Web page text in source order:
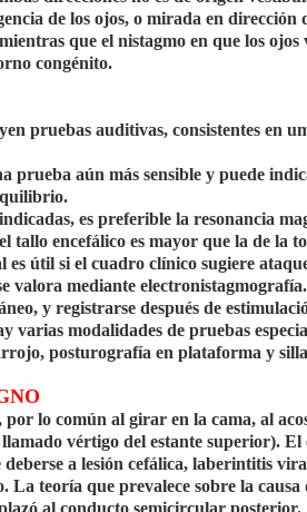
de los ojos, o mirada en dirección
que el nistagmo en que los ojos
congénito.
pruebas auditivas, consistentes en
prueba aún más sensible y puede
es preferible la resonancia
tallo encefálico es mayor que la de la
útil si el cuadro clínico sugiere
valora mediante
y registrarse después de
varias modalidades de pruebas
posturografía en plataforma y
lo común al girar en la cama, al
vértigo del estante superior). El
a lesión cefálica, laberintitis
teoría que prevalece sobre la causa
al conducto semicircular posterior.